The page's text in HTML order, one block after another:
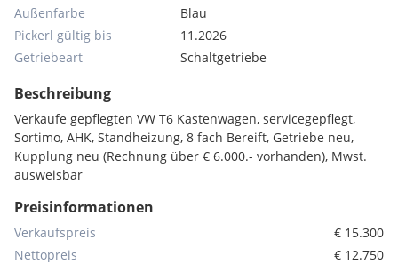
Außenfarbe
Blau
Pickerl gültig bis
11.2026
Getriebeart
Schaltgetriebe
Beschreibung
Verkaufe gepflegten VW T6 Kastenwagen, servicegepflegt,
Sortimo, AHK, Standheizung, 8 fach Bereift, Getriebe neu,
Kupplung neu (Rechnung über € 6.000.- vorhanden), Mwst.
ausweisbar
Preisinformationen
Verkaufspreis
€ 15.300
Nettopreis
€ 12.750